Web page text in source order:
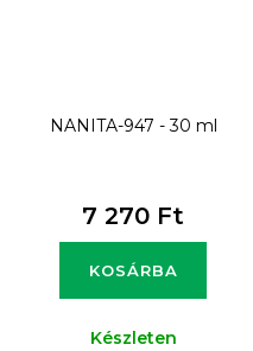
NANITA-947 - 30 ml
7 270 Ft
KOSÁRBA
Készleten